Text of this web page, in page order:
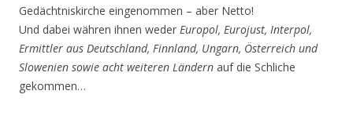
Gedächtniskirche eingenommen – aber Netto!
Und dabei währen ihnen weder Europol, Eurojust, Interpol,
Ermittler aus Deutschland, Finnland, Ungarn, Österreich und
Slowenien sowie acht weiteren Ländern auf die Schliche
gekommen…